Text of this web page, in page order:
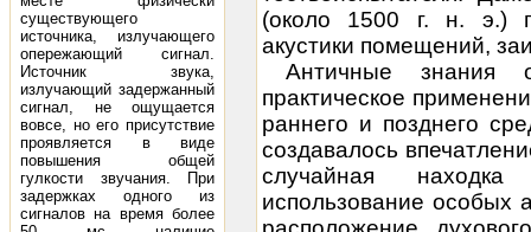
существующего
источника, излучающего
опережающий сигнал.
Источник звука,
излучающий задержанный
сигнал, не ощущается
вовсе, но его присутствие
проявляется в виде
повышения общей
гулкости звучания. При
задержках одного из
сигналов на время более
(около 1500 г. н. э.)
акустики помещений,
Античные знания
практическое
раннего и позднего
создавалось
случайная
использование особых